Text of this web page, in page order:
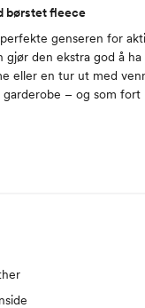
børstet fleece
genseren for
gjør den ekstra god å
eller en tur ut med
garderobe – og som